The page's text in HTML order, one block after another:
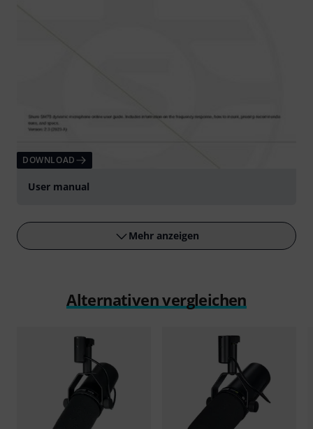
DOWNLOAD
User manual
Mehr anzeigen
Alternativen vergleichen